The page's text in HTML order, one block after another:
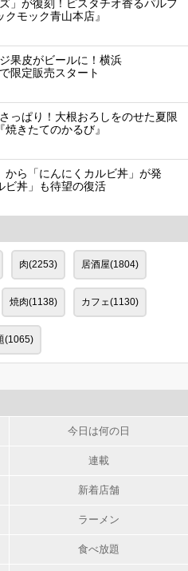
」が復刻！ピスタチオ香るパルフ
モック青山本店』
果皮がビールに！横浜
限定販売スタート
っぱり！大根おろしをのせた夏限
きたてのかるび』
から「にんにくカルビ丼」が発
ビ丼」も待望の復活
肉(2253) 居酒屋(1804)
焼肉(1138) カフェ(1130)
(1065)
今日は何の日
連載
新着店舗
ラーメン
食べ放題